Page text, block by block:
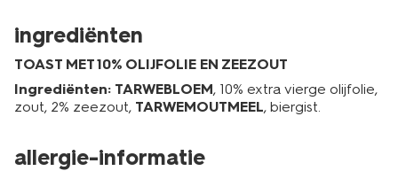
ingrediënten
TOAST MET 10% OLIJFOLIE EN ZEEZOUT
Ingrediënten: TARWEBLOEM, 10% extra vierge olijfolie,
zout, 2% zeezout, TARWEMOUTMEEL, biergist.
allergie-informatie